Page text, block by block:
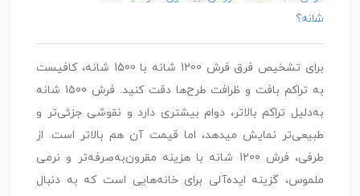
شانه؟
برای تشخیص فرق فرش 1200 شانه با 1500 شانه، کافیست
به تراکم بافت و ظرافت طرح‌ها دقت کنید. فرش 1500 شانه
به‌دلیل تراکم بالاتر، دوام بیشتری دارد و نقوشی جزئی‌تر و
طبیعی‌تر نمایش میدهد، اما قیمت آن هم بالاتر است. از
طرفی، فرش 1200 شانه با هزینه مقرون‌به‌صرفه‌تر و نرمی
ملموس، گزینه ایده‌آلی برای خانه‌هایی است که به دنبال